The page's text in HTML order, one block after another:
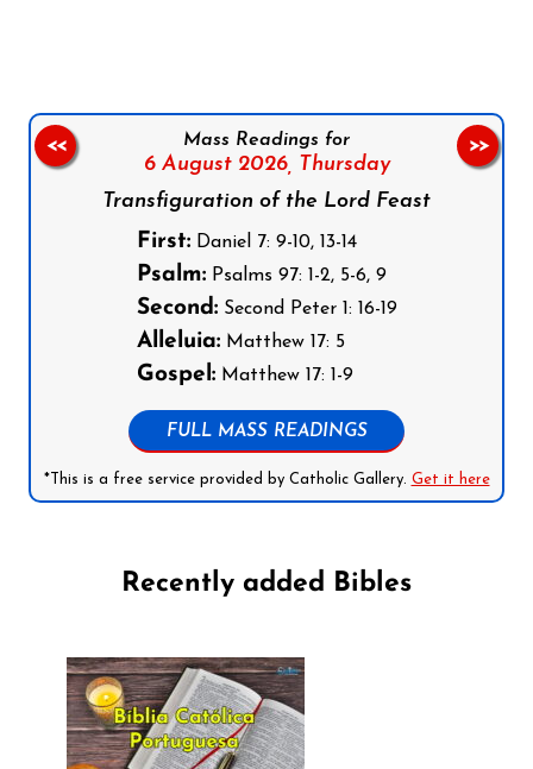
Mass Readings for
6 August 2026,
Thursday
Transfiguration of the Lord Feast
First:Daniel 7: 9-10, 13-14
Psalm:Psalms 97: 1-2, 5-6, 9
Second:Second Peter 1: 16-19
Alleluia:Matthew 17: 5
Gospel:Matthew 17: 1-9
FULL MASS READINGS
*This is a free service provided by Catholic Gallery. Get it here
<< >>
Recently added Bibles